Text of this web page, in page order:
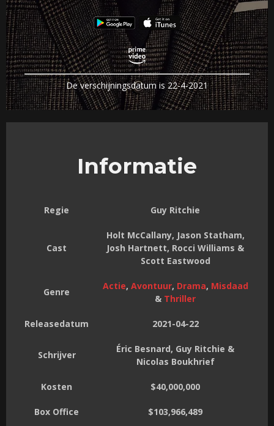
De verschijningsdatum is 22-4-2021
Informatie
Regie Guy Ritchie
Cast
Holt McCallany, Jason Statham,
Josh Hartnett, Rocci Williams &
Scott Eastwood
Genre
Actie, Avontuur, Drama, Misdaad
& Thriller
Releasedatum 2021-04-22
Schrijver
Éric Besnard, Guy Ritchie &
Nicolas Boukhrief
Kosten $40,000,000
Box Office $103,966,489